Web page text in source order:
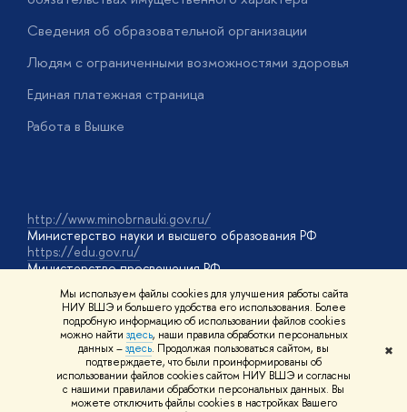
Мы используем файлы cookies для улучшения работы сайта
НИУ ВШЭ и большего удобства его использования. Более
подробную информацию об использовании файлов cookies
можно найти здесь, наши правила обработки персональных
данных –здесь. Продолжая пользоваться сайтом, вы
подтверждаете, что были проинформированы об
использовании файлов cookies сайтом НИУ ВШЭ и согласны
с нашими правилами обработки персональных данных. Вы
можете отключить файлы cookies в настройках Вашего
✖
Сведения об образовательной организации
Людям с ограниченными возможностями здоровья
Единая платежная страница
Работа в Вышке
http://www.minobrnauki.gov.ru/
Министерство науки и высшего образования РФ
https://edu.gov.ru/
Министерство просвещения РФ
Массовые открытые онлайн-курсы
© НИУ ВШЭ 1993–2026 Адреса и контактыУсловия
использования материалов Политика конфиденциальности
Шрифты HSE Sans и HSE Slab разработаны вШколе дизайна НИУ